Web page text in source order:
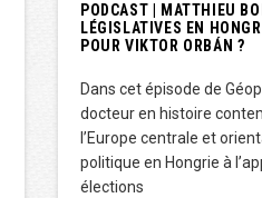
PODCAST | MATTHIEU
LÉGISLATIVES EN
POUR VIKTOR ORBÁN ?
Dans cet épisode de
docteur en histoire
l’Europe centrale et
politique en Hongrie à
élections